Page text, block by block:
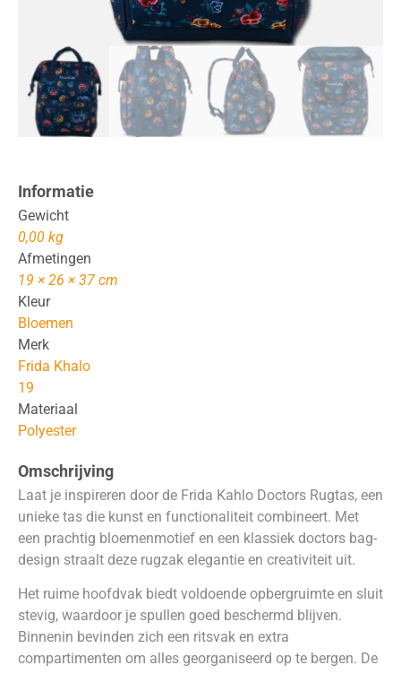
Informatie
Gewicht
0,00 kg
Afmetingen
19 × 26 × 37 cm
Kleur
Bloemen
Merk
Frida Khalo
19
Materiaal
Polyester
Omschrijving
Laat je inspireren door de Frida Kahlo Doctors Rugtas, een
unieke tas die kunst en functionaliteit combineert. Met
een prachtig bloemenmotief en een klassiek doctors bag-
design straalt deze rugzak elegantie en creativiteit uit.
Het ruime hoofdvak biedt voldoende opbergruimte en sluit
stevig, waardoor je spullen goed beschermd blijven.
Binnenin bevinden zich een ritsvak en extra
compartimenten om alles georganiseerd op te bergen. De